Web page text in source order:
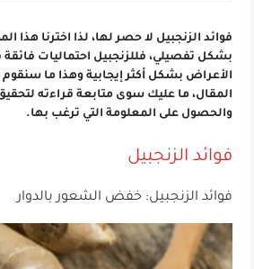
فوائد الزنجبيل لا حصر لها، لذا اخترنا هذا
بشكل تفصيلي، فللزنجبيل احتماليات فائقة
الأعراض بشكل أكثر إيجابية وهذا ما
المقال، ما عليك سوى متابعة قراءته
والحصول على المعلومة التي ترغب بها.
فوائد الزنجبيل
فوائد الزنجبيل: خفض الشعور بالدوار